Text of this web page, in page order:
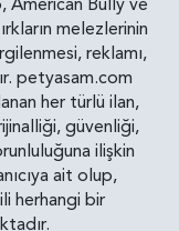
melezlerinin
reklamı,
petyasam.com
her türlü ilan,
güvenliği,
ilişkin
ait olup,
herhangi bir